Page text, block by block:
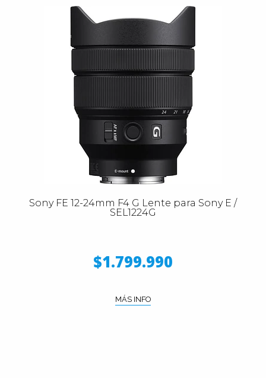
Sony FE 12-24mm F4 G Lente para Sony E /
SEL1224G
$1.799.990
MÁS INFO